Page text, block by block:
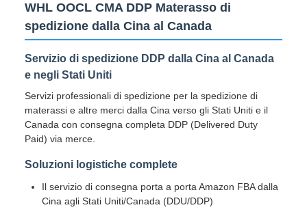
WHL OOCL CMA DDP Materasso di
spedizione dalla Cina al Canada
Servizio di spedizione DDP dalla Cina al Canada
e negli Stati Uniti
Servizi professionali di spedizione per la spedizione di
materassi e altre merci dalla Cina verso gli Stati Uniti e il
Canada con consegna completa DDP (Delivered Duty
Paid) via merce.
Soluzioni logistiche complete
Il servizio di consegna porta a porta Amazon FBA dalla
Cina agli Stati Uniti/Canada (DDU/DDP)